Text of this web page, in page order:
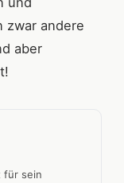
zwar andere
aber
für sein